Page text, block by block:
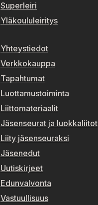
Superleiri
Yläkoululeiritys
Yhteystiedot
Verkkokauppa
Tapahtumat
Luottamustoiminta
Liittomateriaalit
Jäsenseurat ja luokkaliitot
Liity jäsenseuraksi
Jäsenedut
Uutiskirjeet
Edunvalvonta
Vastuullisuus